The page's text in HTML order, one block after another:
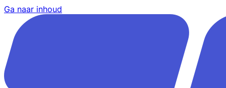
Ga naar inhoud